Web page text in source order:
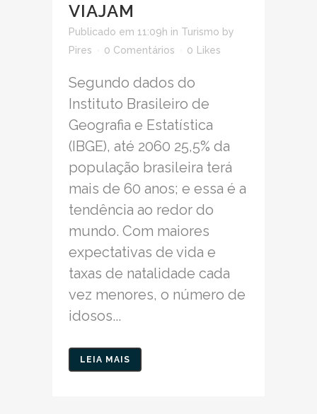
VIAJAM
Publicado em 11:09h in Turismo by
Pires
0 Comentários 0 Likes
Segundo dados do
Instituto Brasileiro de
Geografia e Estatística
(IBGE), até 2060 25,5% da
população brasileira terá
mais de 60 anos; e essa é a
tendência ao redor do
mundo. Com maiores
expectativas de vida e
taxas de natalidade cada
vez menores, o número de
idosos...
LEIA MAIS